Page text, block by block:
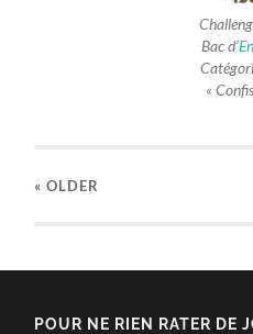
Bac d’
«
« OLDER
POUR NE RIEN RATER DE